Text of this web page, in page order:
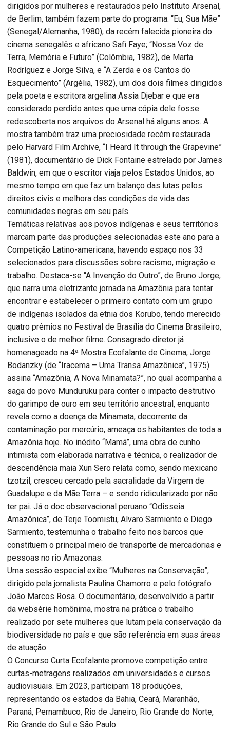
dirigidos por mulheres e restaurados pelo Instituto Arsenal,
de Berlim, também fazem parte do programa: “Eu, Sua Mãe”
(Senegal/Alemanha, 1980), da recém falecida pioneira do
cinema senegalês e africano Safi Faye; “Nossa Voz de
Terra, Memória e Futuro” (Colômbia, 1982), de Marta
Rodríguez e Jorge Silva, e “A Zerda e os Cantos do
Esquecimento” (Argélia, 1982), um dos dois filmes dirigidos
pela poeta e escritora argelina Assia Djebar e que era
considerado perdido antes que uma cópia dele fosse
redescoberta nos arquivos do Arsenal há alguns anos. A
mostra também traz uma preciosidade recém restaurada
pelo Harvard Film Archive, “I Heard It through the Grapevine”
(1981), documentário de Dick Fontaine estrelado por James
Baldwin, em que o escritor viaja pelos Estados Unidos, ao
mesmo tempo em que faz um balanço das lutas pelos
direitos civis e melhora das condições de vida das
comunidades negras em seu país.
Temáticas relativas aos povos indígenas e seus territórios
marcam parte das produções selecionadas este ano para a
Competição Latino-americana, havendo espaço nos 33
selecionados para discussões sobre racismo, migração e
trabalho. Destaca-se “A Invenção do Outro”, de Bruno Jorge,
que narra uma eletrizante jornada na Amazônia para tentar
encontrar e estabelecer o primeiro contato com um grupo
de indígenas isolados da etnia dos Korubo, tendo merecido
quatro prêmios no Festival de Brasília do Cinema Brasileiro,
inclusive o de melhor filme. Consagrado diretor já
homenageado na 4ª Mostra Ecofalante de Cinema, Jorge
Bodanzky (de “Iracema – Uma Transa Amazônica”, 1975)
assina “Amazônia, A Nova Minamata?”, no qual acompanha a
saga do povo Munduruku para conter o impacto destrutivo
do garimpo de ouro em seu território ancestral, enquanto
revela como a doença de Minamata, decorrente da
contaminação por mercúrio, ameaça os habitantes de toda a
Amazônia hoje. No inédito “Mamá”, uma obra de cunho
intimista com elaborada narrativa e técnica, o realizador de
descendência maia Xun Sero relata como, sendo mexicano
tzotzil, cresceu cercado pela sacralidade da Virgem de
Guadalupe e da Mãe Terra – e sendo ridicularizado por não
ter pai. Já o doc observacional peruano “Odisseia
Amazônica”, de Terje Toomistu, Alvaro Sarmiento e Diego
Sarmiento, testemunha o trabalho feito nos barcos que
constituem o principal meio de transporte de mercadorias e
pessoas no rio Amazonas.
Uma sessão especial exibe “Mulheres na Conservação”,
dirigido pela jornalista Paulina Chamorro e pelo fotógrafo
João Marcos Rosa. O documentário, desenvolvido a partir
da websérie homônima, mostra na prática o trabalho
realizado por sete mulheres que lutam pela conservação da
biodiversidade no país e que são referência em suas áreas
de atuação.
O Concurso Curta Ecofalante promove competição entre
curtas-metragens realizados em universidades e cursos
audiovisuais. Em 2023, participam 18 produções,
representando os estados da Bahia, Ceará, Maranhão,
Paraná, Pernambuco, Rio de Janeiro, Rio Grande do Norte,
Rio Grande do Sul e São Paulo.